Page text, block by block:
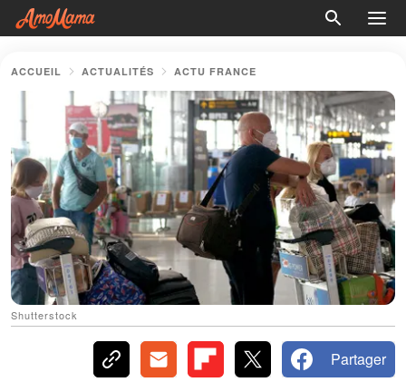
ACCUEIL ACTUALITÉS ACTU FRANCE
Shutterstock
Partager